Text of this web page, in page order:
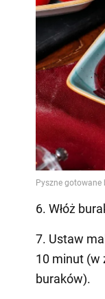
6. Włóż
7. Ustaw
10 minut (w
buraków).